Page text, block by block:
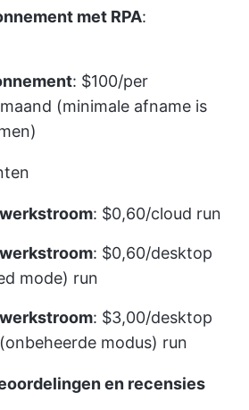
met RPA:
: $100/per
(minimale afname is
: $0,60/cloud run
: $0,60/desktop
mode) run
: $3,00/desktop
modus) run
en recensies